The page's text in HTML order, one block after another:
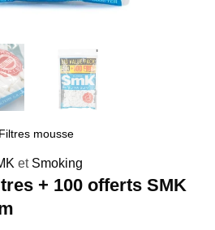
Filtres mousse
et Smoking
+ 100 offerts SMK